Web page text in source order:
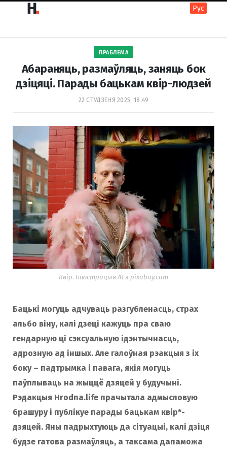
c
e
o
k
t
r
a
m
Рус
ПРАБЛЕМА
Абараняць, размаўляць, заняць бок
дзіцяці. Парады бацькам квір-людзей
22 СТУДЗЕНЯ 2025, 18:49
Квір. Ілюстрацыя AI з pixabay.com
Бацькі могуць адчуваць разгубленасць, страх
альбо віну, калі дзеці кажуць пра сваю
гендарную ці сэксуальную ідэнтычнасць,
адрозную ад іншых. Але галоўная рэакцыя з іх
боку – падтрымка і павага, якія могуць
паўплываць на жыццё дзяцей у будучыні.
Рэдакцыя Hrodna.life прачытала адмысловую
брашуру і публікуе парады бацькам квір*-
дзяцей. Яны падрыхтуюць да сітуацыі, калі дзіця
будзе гатова размаўляць, а таксама дапаможа